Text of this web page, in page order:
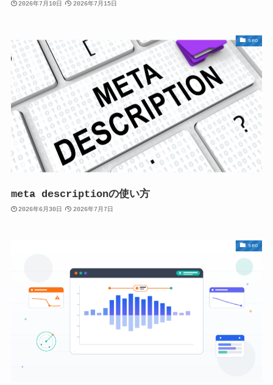
2026年7月10日 2026年7月15日
seo
meta descriptionの使い方
2026年6月30日 2026年7月7日
seo